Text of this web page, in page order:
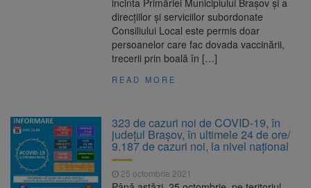
incinta Primăriei Municipiului Brașov și a
direcțiilor și serviciilor subordonate
Consiliului Local este permis doar
persoanelor care fac dovada vaccinării,
trecerii prin boală în […]
READ MORE
323 de cazuri noi de COVID-19, în
judeţul Brașov, în ultimele 24 de ore/
9.187 de cazuri noi, la nivel naţional
25 octombrie 2021